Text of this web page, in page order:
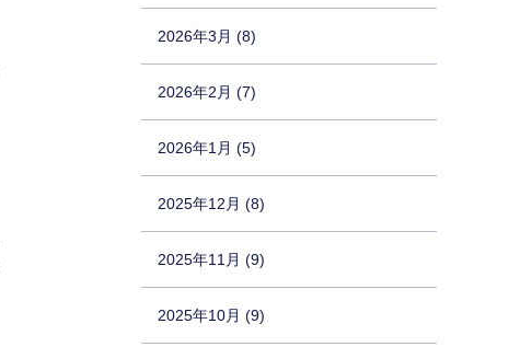
2026年3月 (8)
2026年2月 (7)
2026年1月 (5)
2025年12月 (8)
2025年11月 (9)
2025年10月 (9)